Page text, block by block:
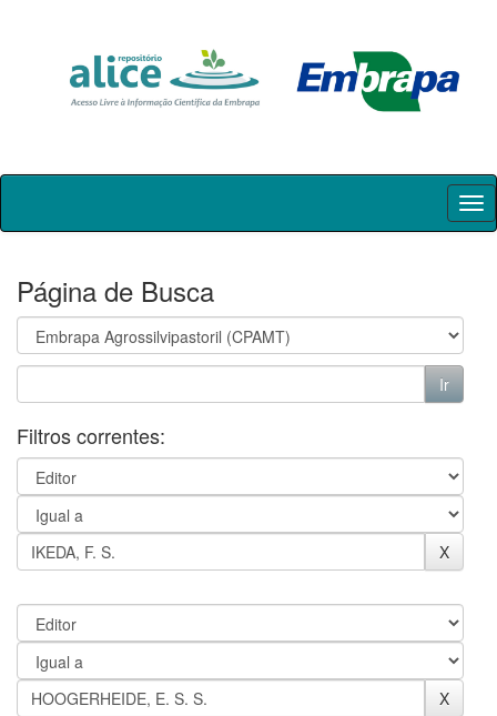
Skip
Página de Busca
Filtros correntes: